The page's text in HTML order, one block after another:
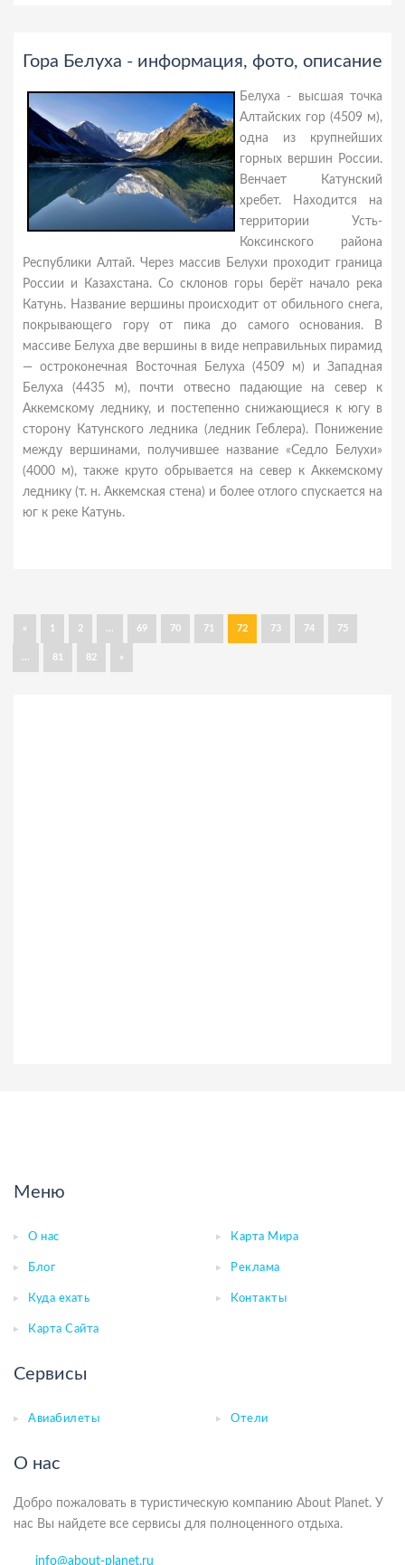
Гора Белуха - информация, фото, описание
Белуха - высшая точка
Алтайских гор (4509 м),
одна из крупнейших
горных вершин России.
Венчает Катунский
хребет. Находится на
территории Усть-
Коксинского района
Республики Алтай. Через массив Белухи проходит граница
России и Казахстана. Со склонов горы берёт начало река
Катунь. Название вершины происходит от обильного снега,
покрывающего гору от пика до самого основания. В
массиве Белуха две вершины в виде неправильных пирамид
— остроконечная Восточная Белуха (4509 м) и Западная
Белуха (4435 м), почти отвесно падающие на север к
Аккемскому леднику, и постепенно снижающиеся к югу в
сторону Катунского ледника (ледник Геблера). Понижение
между вершинами, получившее название «Седло Белухи»
(4000 м), также круто обрывается на север к Аккемскому
леднику (т. н. Аккемская стена) и более отлого спускается на
юг к реке Катунь.
« 1 2 ... 69 70 71 72 73 74 75
... 81 82 »
Меню
О нас Карта Мира
Блог Реклама
Куда ехать Контакты
Карта Сайта
Сервисы
Авиабилеты Отели
О нас
Добро пожаловать в туристическую компанию About Planet. У
нас Вы найдете все сервисы для полноценного отдыха.
info@about-planet.ru